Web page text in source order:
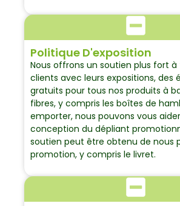
Politique D'exposition
Nous offrons un soutien plus fort à
clients avec leurs expositions, des
gratuits pour tous nos produits à
fibres, y compris les boîtes de
emporter, nous pouvons vous
conception du dépliant
soutien peut être obtenu de nous
promotion, y compris le livret.